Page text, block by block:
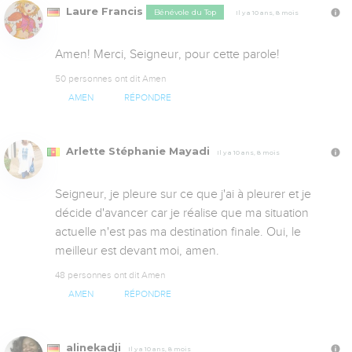
Laure Francis Bénévole du Top Il y a 10 ans, 8 mois
Amen! Merci, Seigneur, pour cette parole!
50 personnes ont dit Amen
AMEN RÉPONDRE
Arlette Stéphanie Mayadi Il y a 10 ans, 8 mois
Seigneur, je pleure sur ce que j'ai à pleurer et je
décide d'avancer car je réalise que ma situation
actuelle n'est pas ma destination finale. Oui, le
meilleur est devant moi, amen.
48 personnes ont dit Amen
AMEN RÉPONDRE
alinekadji Il y a 10 ans, 8 mois